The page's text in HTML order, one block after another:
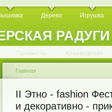
РАДУГИ
Дерево Игрушка
. . . . . .
Промыслы Краеведение
Главная
II Этно - fashion
и декоративно -